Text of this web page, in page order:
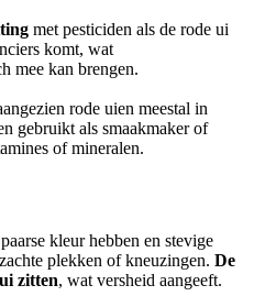
met pesticiden als de rode ui
komt, wat
mee kan brengen.
rode uien meestal in
gebruikt als smaakmaker of
of mineralen.
kleur hebben en stevige
plekken of kneuzingen. De
zitten, wat versheid aangeeft.